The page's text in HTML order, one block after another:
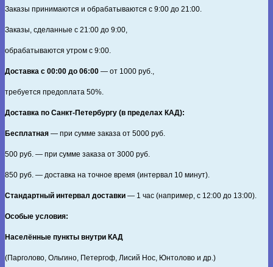
Заказы принимаются и обрабатываются с 9:00 до 21:00.
Заказы, сделанные с 21:00 до 9:00,
обрабатываются утром с 9:00.
Доставка с 00:00 до 06:00 — от 1000 руб.,
требуется предоплата 50%.
Доставка по Санкт‑Петербургу (в пределах КАД):
Бесплатная — при сумме заказа от 5000 руб.
500 руб. — при сумме заказа от 3000 руб.
850 руб. — доставка на точное время (интервал 10 минут).
Стандартный интервал доставки — 1 час (например, с 12:00 до 13:00).
Особые условия:
Населённые пункты внутри КАД
(Парголово, Ольгино, Петергоф, Лисий Нос, Юнтолово и др.)